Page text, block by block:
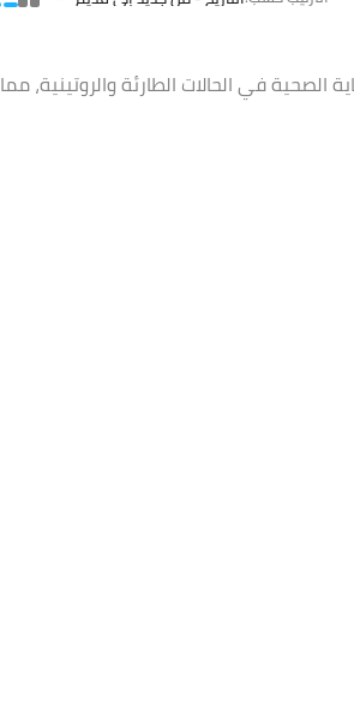
في الحالات الطارئة والروتينية، مما